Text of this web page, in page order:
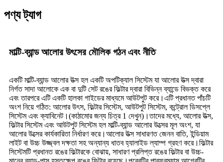
পণ্য ট্যাগ
মাল্টি-ব্যান্ড আলোর উৎসের মৌলিক গঠন এবং নীতি
একটি মাল্টি-ব্যান্ড আলোর উত্স হল একটি অপটিক্যাল সিস্টেম যা আলোর উত্স দ্বারা
নির্গত সাদা আলোকে এক বা দুটি সেট রঙের ফিল্টার দ্বারা বিভিন্ন ব্যান্ডে বিভক্ত করে
এবং তারপরে এটি একটি হালকা গাইডের মাধ্যমে আউটপুট করে।এটি প্রধানত পাঁচটি
অংশ নিয়ে গঠিত: আলোর উৎস, ফিল্টার সিস্টেম, আউটপুট সিস্টেম, কন্ট্রোল ডিসপ্লে
সিস্টেম এবং ক্যাবিনেট।(কাঠামোর জন্য চিত্র 1 দেখুন)।তাদের মধ্যে, আলোর উত্স,
ফিল্টার সিস্টেম এবং আউটপুট সিস্টেম হল মাল্টি-ব্যান্ড আলোর উত্সের মূল অংশ, যা
আলোর উত্সের কার্যকারিতা নির্ধারণ করে।আলোর উত্স সাধারণত জেনন বাতি, ইন্ডিয়াম
লাইট বা উচ্চ উজ্জ্বল দক্ষতা সহ অন্যান্য ধাতব হ্যালাইড ল্যাম্প গ্রহণ করে।ফিল্টার
সিস্টেমটি প্রধানত রঙের ফিল্টারকে বোঝায়, সাধারণ প্রলিপ্ত রঙের ফিল্টার বা উচ্চ-